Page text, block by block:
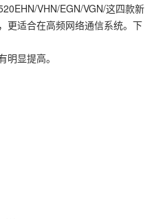
VHN/EGN/VGN/这四款新
更适合在高频网络通信系统。下
明显提高。